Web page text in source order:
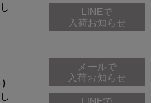
着用サイズ:09(M)
メールで
入荷お知らせ